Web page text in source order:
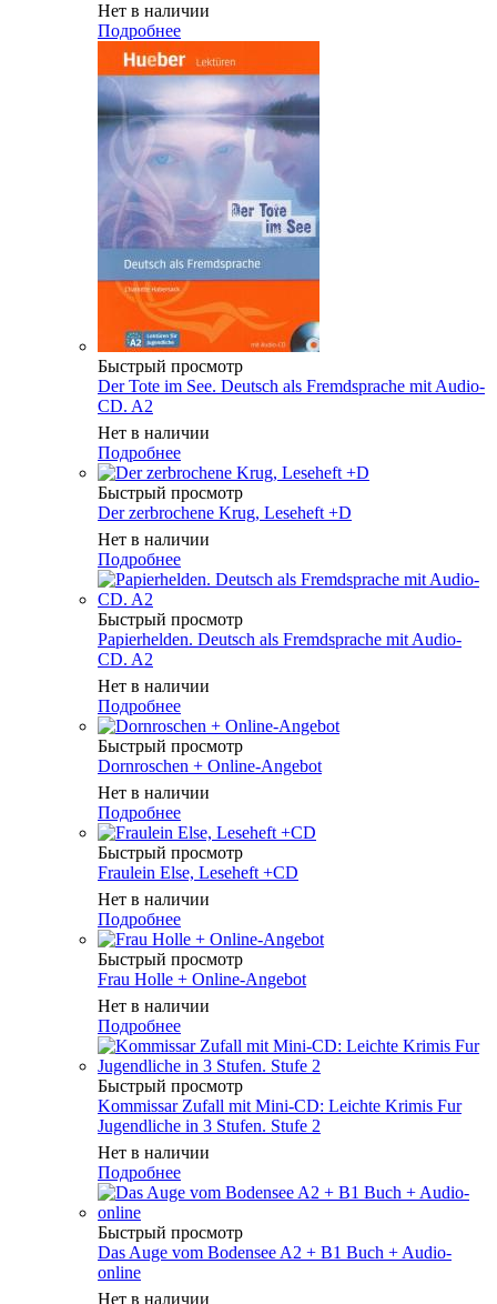
Нет в наличии
Подробнее
Быстрый просмотр
Der Tote im See. Deutsch als Fremdsprache mit Audio-
CD. A2
Нет в наличии
Подробнее
Быстрый просмотр
Der zerbrochene Krug, Leseheft +D
Нет в наличии
Подробнее
Быстрый просмотр
Papierhelden. Deutsch als Fremdsprache mit Audio-
CD. A2
Нет в наличии
Подробнее
Быстрый просмотр
Dornroschen + Online-Angebot
Нет в наличии
Подробнее
Быстрый просмотр
Fraulein Else, Leseheft +CD
Нет в наличии
Подробнее
Быстрый просмотр
Frau Holle + Online-Angebot
Нет в наличии
Подробнее
Быстрый просмотр
Kommissar Zufall mit Mini-CD: Leichte Krimis Fur
Jugendliche in 3 Stufen. Stufe 2
Нет в наличии
Подробнее
Быстрый просмотр
Das Auge vom Bodensee A2 + B1 Buch + Audio-
online
Нет в наличии